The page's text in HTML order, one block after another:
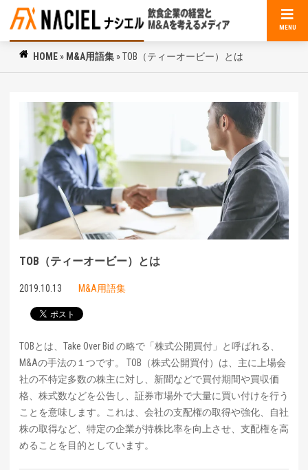
MENU
HOME » M&A用語集 »TOB（ティーオービー）とは
TOB（ティーオービー）とは
2019.10.13 M&A用語集
TOBとは、Take Over Bid の略で「株式公開買付」と呼ばれる、
M&Aの手法の１つです。 TOB（株式公開買付）は、主に上場会
社の不特定多数の株主に対し、新聞などで買付期間や買収価
格、株式数などを公告し、証券市場外で大量に買い付けを行う
ことを意味します。これは、会社の支配権の取得や強化、自社
株の取得など、特定の企業が持株比率を向上させ、支配権を高
めることを目的としています。